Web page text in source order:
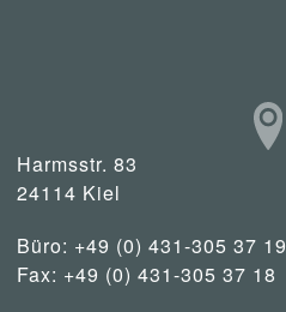
Harmsstr. 83
24114 Kiel
Büro: +49 (0) 431-305 37 19
Fax: +49 (0) 431-305 37 18